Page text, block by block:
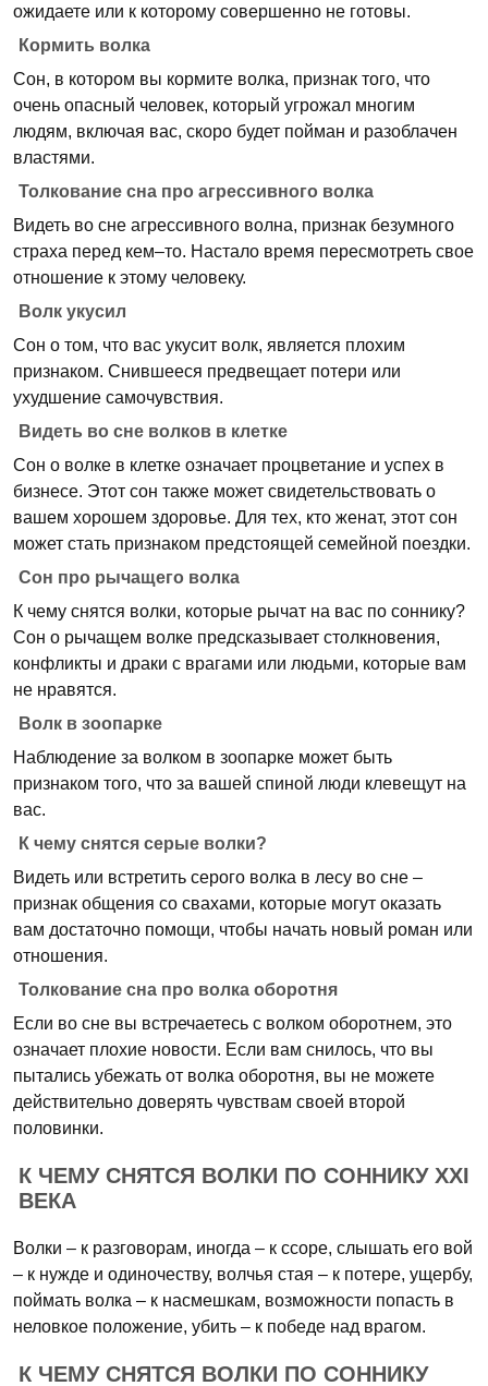
ожидаете или к которому совершенно не готовы.
Кормить волка
Сон, в котором вы кормите волка, признак того, что
очень опасный человек, который угрожал многим
людям, включая вас, скоро будет пойман и разоблачен
властями.
Толкование сна про агрессивного волка
Видеть во сне агрессивного волна, признак безумного
страха перед кем–то. Настало время пересмотреть свое
отношение к этому человеку.
Волк укусил
Сон о том, что вас укусит волк, является плохим
признаком. Снившееся предвещает потери или
ухудшение самочувствия.
Видеть во сне волков в клетке
Сон о волке в клетке означает процветание и успех в
бизнесе. Этот сон также может свидетельствовать о
вашем хорошем здоровье. Для тех, кто женат, этот сон
может стать признаком предстоящей семейной поездки.
Сон про рычащего волка
К чему снятся волки, которые рычат на вас по соннику?
Сон о рычащем волке предсказывает столкновения,
конфликты и драки с врагами или людьми, которые вам
не нравятся.
Волк в зоопарке
Наблюдение за волком в зоопарке может быть
признаком того, что за вашей спиной люди клевещут на
вас.
К чему снятся серые волки?
Видеть или встретить серого волка в лесу во сне –
признак общения со свахами, которые могут оказать
вам достаточно помощи, чтобы начать новый роман или
отношения.
Толкование сна про волка оборотня
Если во сне вы встречаетесь с волком оборотнем, это
означает плохие новости. Если вам снилось, что вы
пытались убежать от волка оборотня, вы не можете
действительно доверять чувствам своей второй
половинки.
К ЧЕМУ СНЯТСЯ ВОЛКИ ПО СОННИКУ XXI
ВЕКА
Волки – к разговорам, иногда – к ссоре, слышать его вой
– к нужде и одиночеству, волчья стая – к потере, ущербу,
поймать волка – к насмешкам, возможности попасть в
неловкое положение, убить – к победе над врагом.
К ЧЕМУ СНЯТСЯ ВОЛКИ ПО СОННИКУ